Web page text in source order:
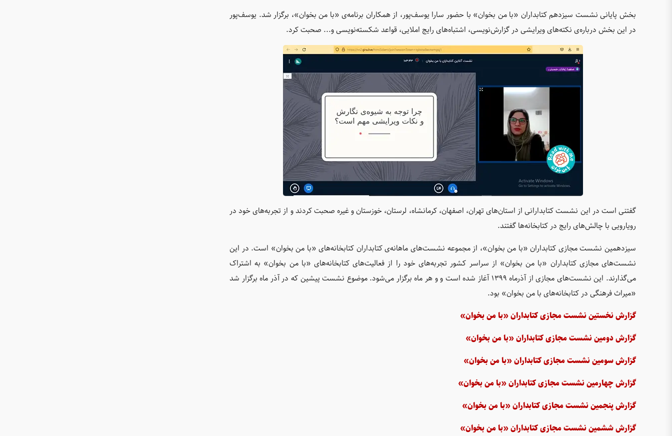
بخش پایانی نشست سیزدهم کتابداران «با من بخوان» با حضور سارا یوسف‌پور، از همکاران برنامه‌ی «با من بخوان»، برگزار شد. یوسف‌پور
در این بخش درباره‌ی نکته‌های ویرایشی در گزارش‌نویسی، اشتباه‌های رایج املایی، قواعد شکسته‌نویسی و... صحبت کرد.
گفتنی است در این نشست کتابدارانی از استان‌های تهران، اصفهان، کرمانشاه، لرستان، خوزستان و غیره صحبت کردند و از تجربه‌های خود در
رویارویی با چالش‌های رایج در کتابخانه‌ها گفتند.
سیزدهمین نشست مجازی کتابداران «با من بخوان»، از مجموعه نشست‌های ماهانه‌ی کتابداران کتابخانه‌های «با من بخوان» است. در این
نشست‌های مجازی کتابداران «با من بخوان» از سراسر کشور تجربه‌های خود را از فعالیت‌های کتابخانه‌های «با من بخوان» به اشتراک
می‌گذارند. این نشست‌های مجازی از آذرماه 1399 آغاز شده است و و هر ماه برگزار می‌شود. موضوع نشست‌ پیشین که در آذر ماه برگزار شد
«میراث فرهنگی در کتابخانه‌های با من بخوان» بود.
گزارش نخستین نشست مجازی کتابداران «با من بخوان»
گزارش دومین نشست مجازی کتابداران «با من بخوان»
گزارش سومین نشست مجازی کتابداران «با من بخوان»
گزارش چهارمین نشست مجازی کتابداران «با من بخوان»
گزارش پنجمین نشست مجازی کتابداران «با من بخوان»
گزارش ششمین نشست مجازی کتابداران «با من بخوان»